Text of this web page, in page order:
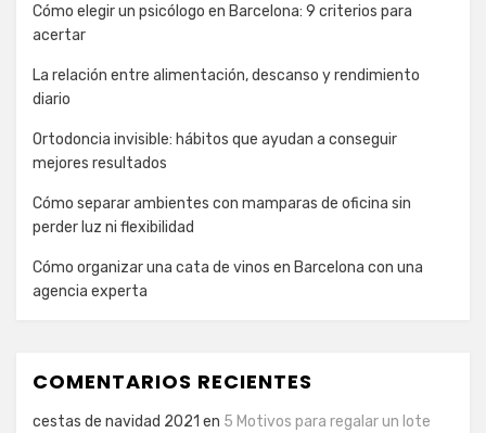
Cómo elegir un psicólogo en Barcelona: 9 criterios para
acertar
La relación entre alimentación, descanso y rendimiento
diario
Ortodoncia invisible: hábitos que ayudan a conseguir
mejores resultados
Cómo separar ambientes con mamparas de oficina sin
perder luz ni flexibilidad
Cómo organizar una cata de vinos en Barcelona con una
agencia experta
COMENTARIOS RECIENTES
cestas de navidad 2021 en 5 Motivos para regalar un lote